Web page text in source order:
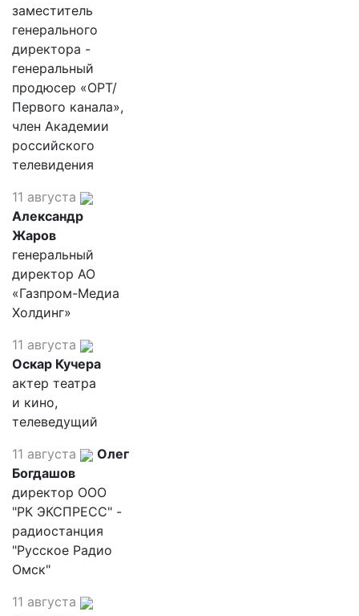
заместитель
генерального
директора -
генеральный
продюсер «ОРТ/
Первого канала»,
член Академии
российского
телевидения
11 августа
Александр
Жаров
генеральный
директор АО
«Газпром-Медиа
Холдинг»
11 августа
Оскар Кучера
актер театра
и кино,
телеведущий
11 августа
Олег
Богдашов
директор ООО
"РК ЭКСПРЕСС" -
радиостанция
"Русское Радио
Омск"
11 августа